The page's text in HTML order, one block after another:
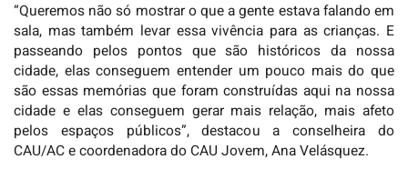
“Queremos não só mostrar o que a gente estava falando em
sala, mas também levar essa vivência para as crianças. E
passeando pelos pontos que são históricos da nossa
cidade, elas conseguem entender um pouco mais do que
são essas memórias que foram construídas aqui na nossa
cidade e elas conseguem gerar mais relação, mais afeto
pelos espaços públicos”, destacou a conselheira do
CAU/AC e coordenadora do CAU Jovem, Ana Velásquez.